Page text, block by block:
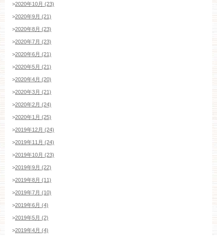
>2020年10月 (23)
>2020年9月 (21)
>2020年8月 (23)
>2020年7月 (23)
>2020年6月 (21)
>2020年5月 (21)
>2020年4月 (20)
>2020年3月 (21)
>2020年2月 (24)
>2020年1月 (25)
>2019年12月 (24)
>2019年11月 (24)
>2019年10月 (23)
>2019年9月 (22)
>2019年8月 (11)
>2019年7月 (10)
>2019年6月 (4)
>2019年5月 (2)
>2019年4月 (4)